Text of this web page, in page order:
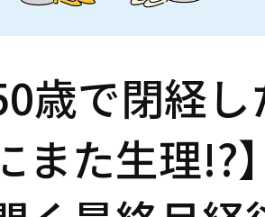
歳で閉経
また生理!?